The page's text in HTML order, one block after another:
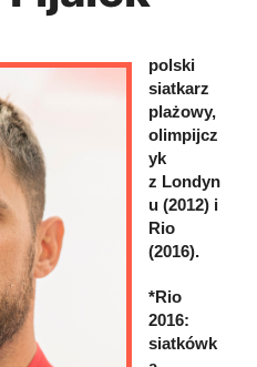
polski
siatkarz
plażowy,
olimpijcz
yk
z Londyn
u (2012) i
Rio
(2016).
*Rio
2016:
siatkówk